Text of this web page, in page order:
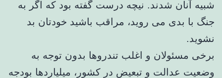
شبیه آنان شدند. نیچه درست گفته بود که اگر به
جنگ با بدی می روید، مراقب باشید خودتان بد
نشوید.
برخی مسئولان و اغلب تندروها بدون توجه به
وضعیت عدالت و تبعیض در کشور، میلیاردها بودجه